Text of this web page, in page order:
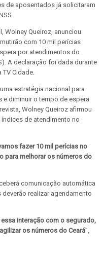
de aposentados já solicitaram
Wolney Queiroz, anunciou
com 10 mil perícias
por atendimentos do
A declaração foi dada durante
Cidade.
estratégia nacional para
e diminuir o tempo de espera
Wolney Queiroz afirmou
de atendimento no
fazer 10 mil perícias no
para melhorar os números do
comunicação automática
realizar agendamento
interação com o segurado,
os números do Ceará”,